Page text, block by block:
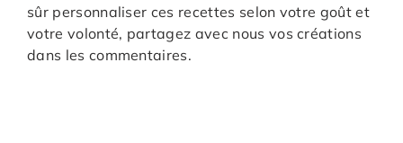
sûr personnaliser ces recettes selon votre goût et
votre volonté, partagez avec nous vos créations
dans les commentaires.